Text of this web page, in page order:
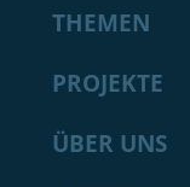
THEMEN
PROJEKTE
ÜBER UNS